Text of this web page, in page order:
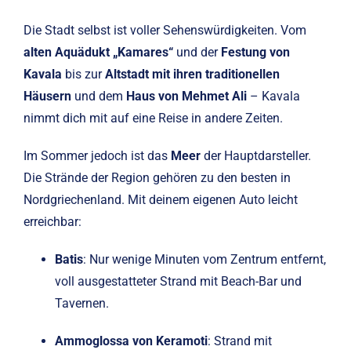
Die Stadt selbst ist voller Sehenswürdigkeiten. Vom
alten Aquädukt „Kamares“und der Festung von
Kavala bis zurAltstadt mit ihren traditionellen
Häusernund dem Haus von Mehmet Ali– Kavala
nimmt dich mit auf eine Reise in andere Zeiten.
Im Sommer jedoch ist das Meerder Hauptdarsteller.
Die Strände der Region gehören zu den besten in
Nordgriechenland. Mit deinem eigenen Auto leicht
erreichbar:
Batis: Nur wenige Minuten vom Zentrum entfernt,
voll ausgestatteter Strand mit Beach-Bar und
Tavernen.
Ammoglossa von Keramoti: Strand mit